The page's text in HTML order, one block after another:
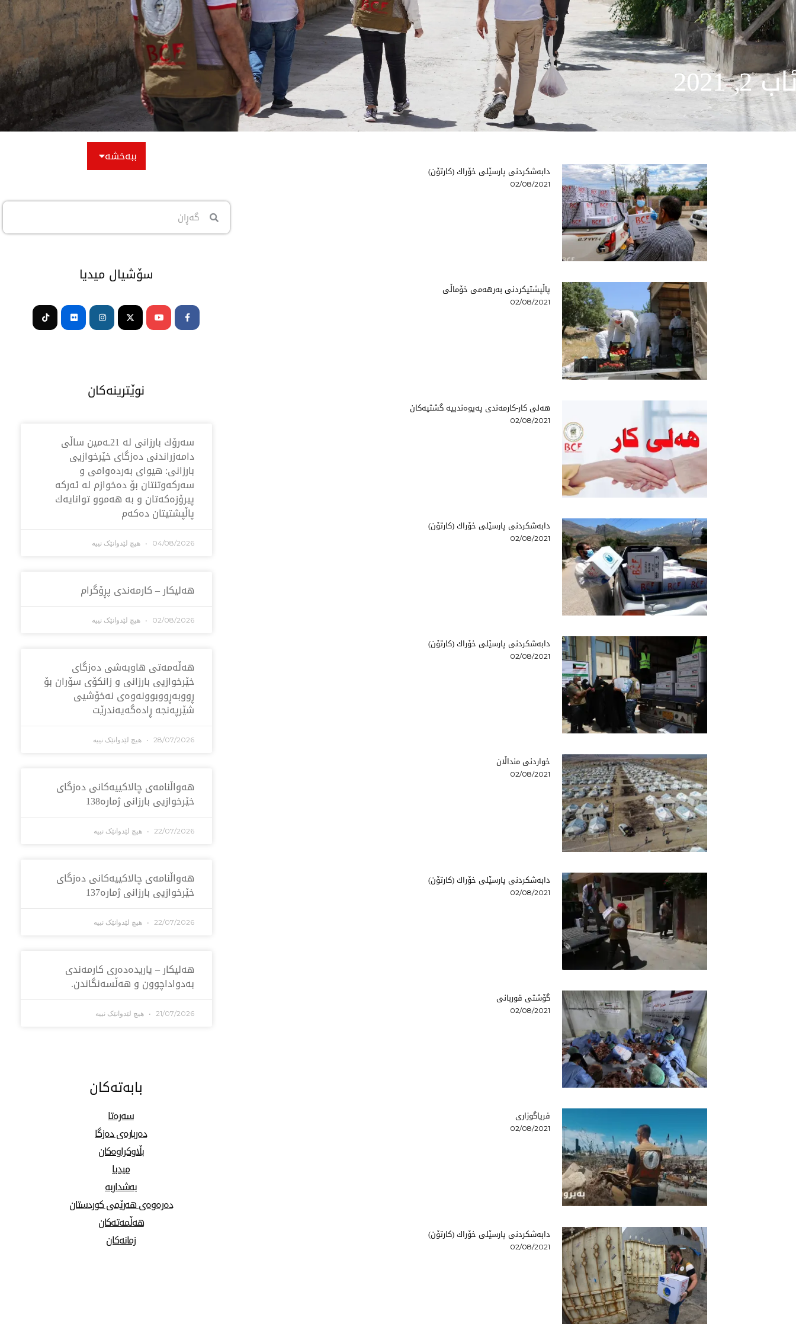
2, 2021
دابەشكردنی پارسێلی خۆراك (كارتۆن)
02/08/2021
پاڵپشتیكردنی بەرهەمی خۆماڵی
02/08/2021
هەلی کار-کارمەندی پەیوەندییە گشتیەکان
02/08/2021
دابەشكردنی پارسێلی خۆراك (كارتۆن)
02/08/2021
دابەشكردنی پارسێلی خۆراك (كارتۆن)
02/08/2021
خواردنی منداڵان
02/08/2021
دابەشكردنی پارسێلی خۆراك (كارتۆن)
02/08/2021
گۆشتی قوربانی
02/08/2021
فریاگوزاری
02/08/2021
دابەشكردنی پارسێلی خۆراك (كارتۆن)
02/08/2021
ببەخشە
سۆشیال میدیا
f
نوێترینەکان
سه‌رۆك بارزانی له‌ 21ـه‌مین ساڵی
دامەزراندنی دەزگای خێرخوازیی
بارزانی: هیوای بەردەوامی و
سەركەوتنتان بۆ دەخوازم لە ئەركە
پیرۆزەكەتان و بە هەموو توانایەك
پاڵپشتیتان دەكەم
04/08/2026 هیچ لێدوانێک نییە
هەلیکار – کارمەندی پڕۆگرام
02/08/2026 هیچ لێدوانێک نییە
هه‌ڵه‌مه‌تی هاو‌به‌شی ده‌زگای
خێرخوازیی بارزانی و زانكۆی سۆران بۆ
ڕووبه‌ڕووبوونه‌وه‌ی نه‌خۆشیی
شێرپه‌نجه‌ ڕاده‌گه‌یه‌ندرێت
28/07/2026 هیچ لێدوانێک نییە
هەواڵنامەی چالاکییەکانی دەزگای
خێرخوازیی بارزانی ژمارە138
22/07/2026 هیچ لێدوانێک نییە
هەواڵنامەی چالاکییەکانی دەزگای
خێرخوازیی بارزانی ژمارە137
22/07/2026 هیچ لێدوانێک نییە
هەلیکار – یاریدەدەری کارمەندی
بەدواداچوون و هەڵسەنگاندن.
21/07/2026 هیچ لێدوانێک نییە
بابەتەکان
سەرەتا
دەربارەی دەزگا
بڵاوکراوەکان
میدیا
بەشداربە
دەرەوەی هەرێمی کوردستان
هەڵمەتەکان
زمانەکان